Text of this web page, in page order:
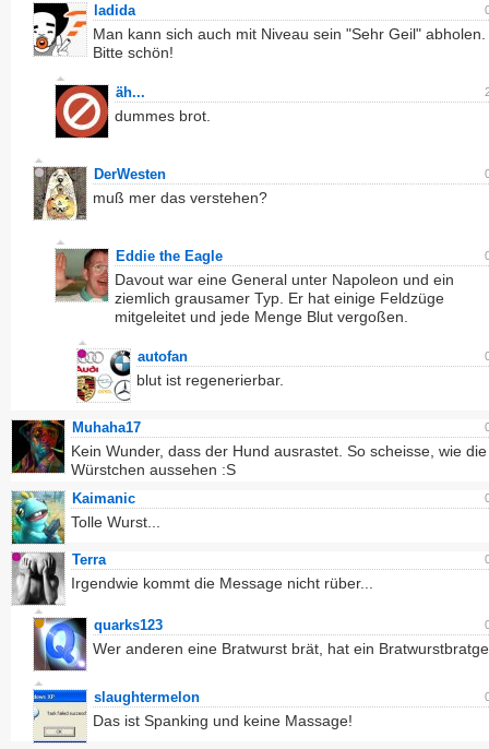
ladida
Man kann sich auch mit Niveau sein "Sehr Geil" abholen.
Bitte schön!
äh...
dummes brot.
DerWesten
muß mer das verstehen?
Eddie the Eagle
Davout war eine General unter Napoleon und ein
ziemlich grausamer Typ. Er hat einige Feldzüge
mitgeleitet und jede Menge Blut vergoßen.
autofan
blut ist regenerierbar.
Muhaha17
Kein Wunder, dass der Hund ausrastet. So scheisse, wie die
Würstchen aussehen :S
Kaimanic
Tolle Wurst...
Terra
Irgendwie kommt die Message nicht rüber...
quarks123
Wer anderen eine Bratwurst brät, hat ein
slaughtermelon
Das ist Spanking und keine Massage!